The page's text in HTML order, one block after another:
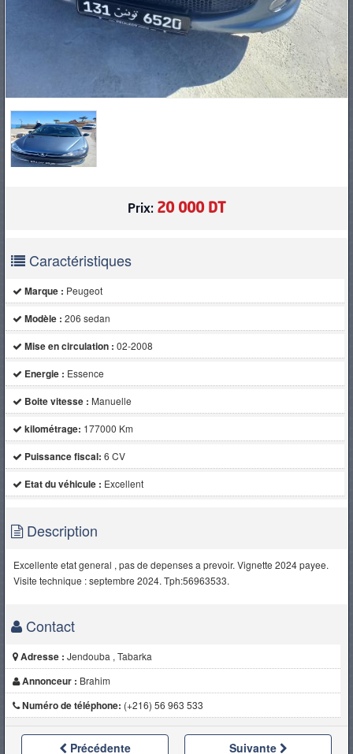
Prix: 20 000 DT
Caractéristiques
Marque : Peugeot
Modèle : 206 sedan
Mise en circulation : 02-2008
Energie : Essence
Boite vitesse : Manuelle
kilométrage: 177000 Km
Puissance fiscal: 6 CV
Etat du véhicule : Excellent
Description
Excellente etat general , pas de depenses a prevoir. Vignette 2024 payee.
Visite technique : septembre 2024. Tph:56963533.
Contact
Adresse : Jendouba , Tabarka
Annonceur : Brahim
Numéro de téléphone: (+216) 56 963 533
Précédente Suivante